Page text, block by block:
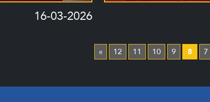
16-03-2026
7
8
9
10
11
12
»